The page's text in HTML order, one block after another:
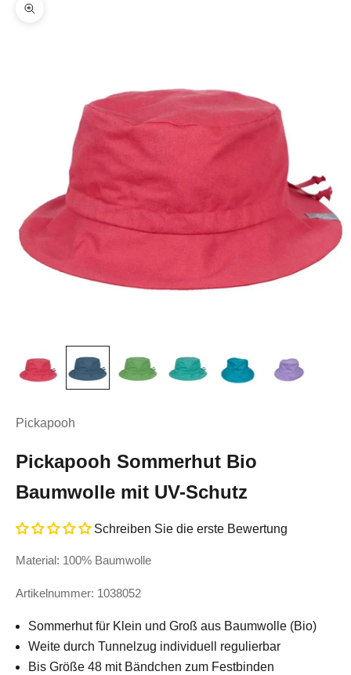
Bild vergrößern
Pickapooh
Pickapooh Sommerhut Bio
Baumwolle mit UV-Schutz
Schreiben Sie die erste Bewertung
Material: 100% Baumwolle
Artikelnummer: 1038052
Sommerhut für Klein und Groß aus Baumwolle (Bio)
Weite durch Tunnelzug individuell regulierbar
Bis Größe 48 mit Bändchen zum Festbinden